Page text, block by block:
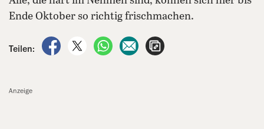
Ende Oktober so richtig frischmachen.
Teilen:
auf Facebook teilen
auf X teilenper WhatsApp teilen
per E-Mail teilen
Anzeige